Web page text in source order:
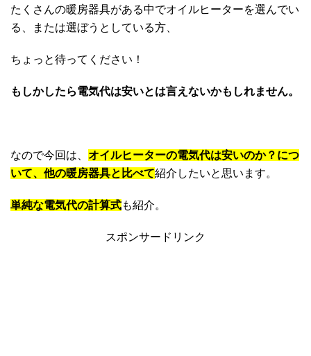
たくさんの暖房器具がある中でオイルヒーターを選んでい
る、または選ぼうとしている方、
ちょっと待ってください！
もしかしたら電気代は安いとは言えないかもしれません。
なので今回は、 オイルヒーターの電気代は安いのか？につ
いて、他の暖房器具と比べて紹介したいと思います。
単純な電気代の計算式も紹介。
スポンサードリンク